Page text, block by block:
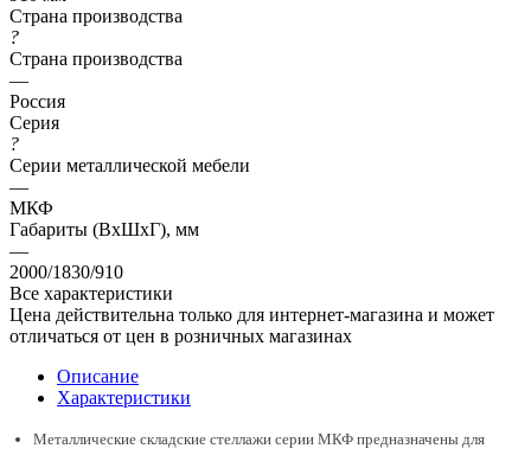
Страна производства
?
Страна производства
—
Россия
Серия
?
Серии металлической мебели
—
МКФ
Габариты (ВхШхГ), мм
—
2000/1830/910
Все характеристики
Цена действительна только для интернет-магазина и может
отличаться от цен в розничных магазинах
Описание
Характеристики
Металлические складские стеллажи серии МКФ предназначены для